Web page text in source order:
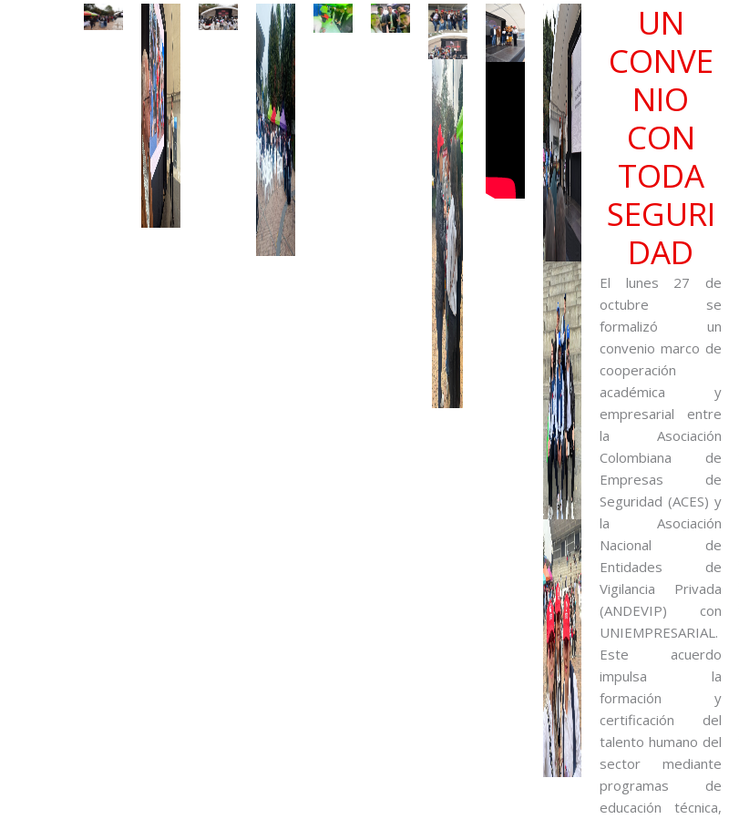
UN
CONVE
NIO
CON
TODA
SEGURI
DAD
El lunes 27 de
octubre se
formalizó un
convenio marco de
cooperación
académica y
empresarial entre
la Asociación
Colombiana de
Empresas de
Seguridad (ACES) y
la Asociación
Nacional de
Entidades de
Vigilancia Privada
(ANDEVIP) con
UNIEMPRESARIAL.
Este acuerdo
impulsa la
formación y
certificación del
talento humano del
sector mediante
programas de
educación técnica,